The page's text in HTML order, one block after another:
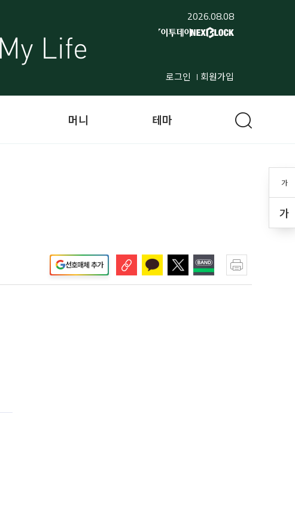
2026.08.08
로그인 회원가입
가
가
머니 테마
선호매체 추가